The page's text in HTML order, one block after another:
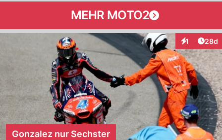
MEHR MOTO2
1
Interaktionen
28d
Gonzalez nur Sechster